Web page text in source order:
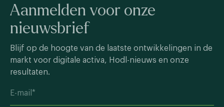
Aanmelden voor onze
nieuwsbrief
Blijf op de hoogte van de laatste ontwikkelingen in de
markt voor digitale activa, Hodl-nieuws en onze
resultaten.